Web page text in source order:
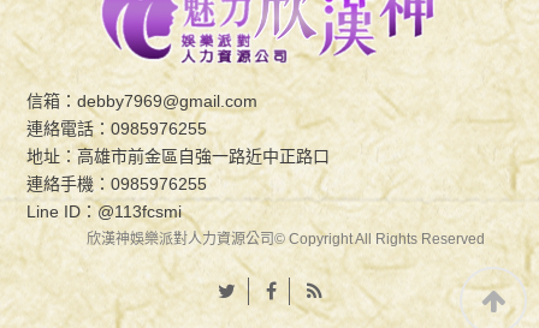
信箱：debby7969@gmail.com
連絡電話：0985976255
地址：高雄市前金區自強一路近中正路口
連絡手機：0985976255
Line ID：@113fcsmi
欣漢神娛樂派對人力資源公司© Copyright All Rights Reserved